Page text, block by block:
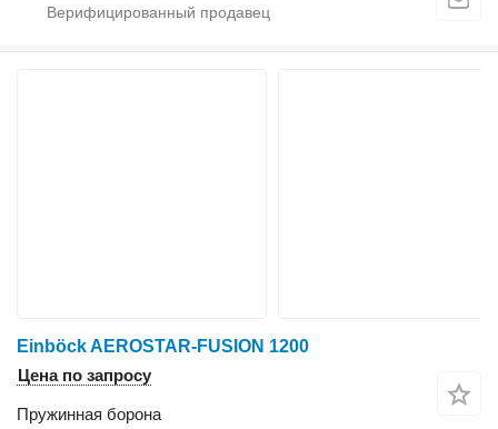
Einböck AEROSTAR-FUSION 1200
Цена по запросу
Пружинная борона